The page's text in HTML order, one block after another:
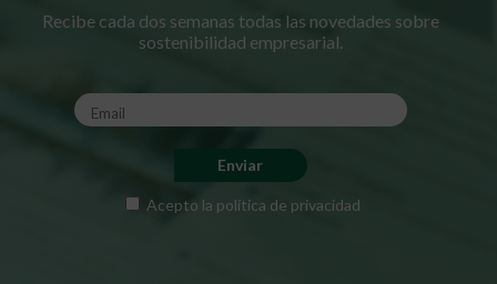
Recibe cada dos semanas todas las novedades sobre
sostenibilidad empresarial.
Acepto la política de privacidad